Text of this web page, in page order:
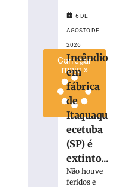
Carregar
mais »
6 DE
AGOSTO DE
2026
Incêndio
em
fábrica
de
Itaquaqu
ecetuba
(SP) é
extinto...
Não houve
feridos e